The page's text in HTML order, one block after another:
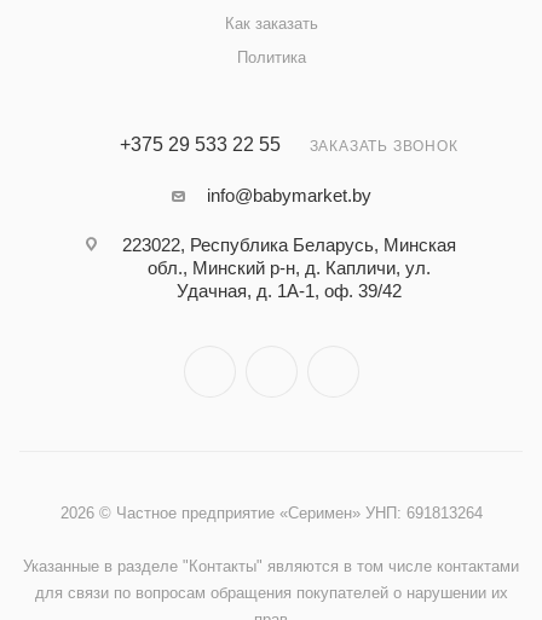
Как заказать
Политика
+375 29 533 22 55 ЗАКАЗАТЬ ЗВОНОК
info@babymarket.by
223022, Республика Беларусь, Минская
обл., Минский р-н, д. Капличи, ул.
Удачная, д. 1А-1, оф. 39/42
2026 © Частное предприятие «Серимен» УНП: 691813264
Указанные в разделе "Контакты" являются в том числе контактами
для связи по вопросам обращения покупателей о нарушении их